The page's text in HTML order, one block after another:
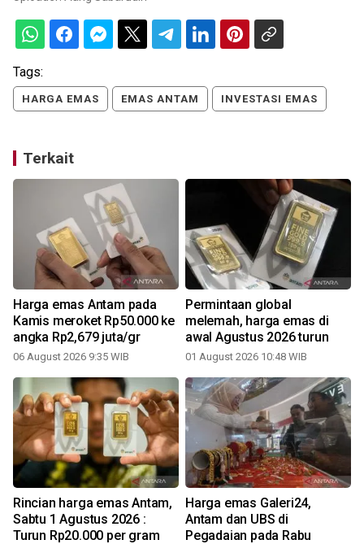
Tags:
HARGA EMAS EMAS ANTAM INVESTASI EMAS
Terkait
Harga emas Antam pada
Kamis meroket Rp50.000 ke
angka Rp2,679 juta/gr
06 August 2026 9:35 WIB
Permintaan global
melemah, harga emas di
awal Agustus 2026 turun
01 August 2026 10:48 WIB
Rincian harga emas Antam,
Sabtu 1 Agustus 2026 :
Turun Rp20.000 per gram
Harga emas Galeri24,
Antam dan UBS di
Pegadaian pada Rabu